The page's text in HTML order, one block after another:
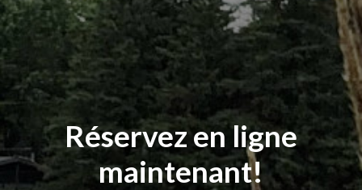
Réservez en ligne
maintenant!